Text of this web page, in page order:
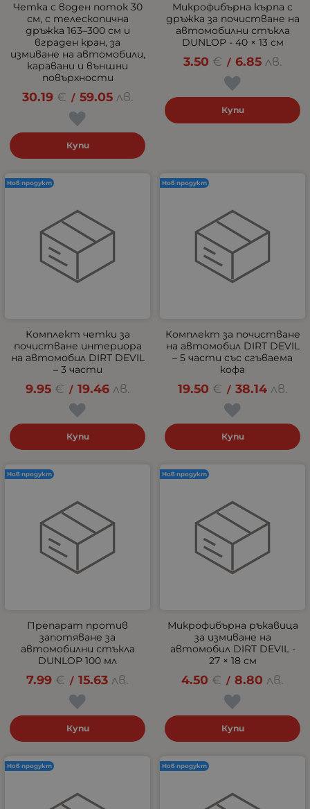
Четка с воден поток 30
см, с телескопична
дръжка 163–300 см и
вграден кран, за
измиване на автомобили,
каравани и външни
повърхности
30.19 € / 59.05 лв.
Купи
Микрофибърна кърпа с
дръжка за почистване на
автомобилни стъкла
DUNLOP - 40 × 13 см
3.50 € / 6.85 лв.
Купи
Комплект четки за
почистване интериора
на автомобил DIRT DEVIL
– 3 части
9.95 € / 19.46 лв.
Купи
Нов продукт
Комплект за почистване
на автомобил DIRT DEVIL
– 5 части със сгъваема
кофа
19.50 € / 38.14 лв.
Купи
Нов продукт
Препарат против
запотяване за
автомобилни стъкла
DUNLOP 100 мл
7.99 € / 15.63 лв.
Купи
Нов продукт
Микрофибърна ръкавица
за измиване на
автомобил DIRT DEVIL -
27 × 18 см
4.50 € / 8.80 лв.
Купи
Нов продукт
Нов продукт Нов продукт